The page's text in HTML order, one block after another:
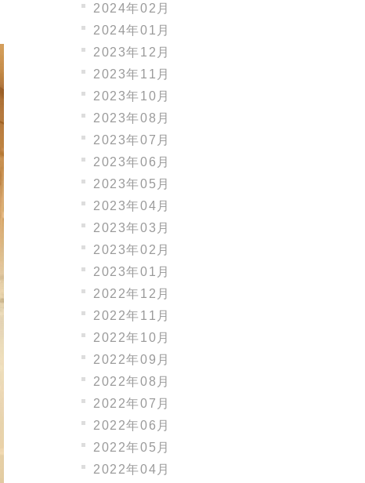
2024年02月
2024年01月
2023年12月
2023年11月
2023年10月
2023年08月
2023年07月
2023年06月
2023年05月
2023年04月
2023年03月
2023年02月
2023年01月
2022年12月
2022年11月
2022年10月
2022年09月
2022年08月
2022年07月
2022年06月
2022年05月
2022年04月